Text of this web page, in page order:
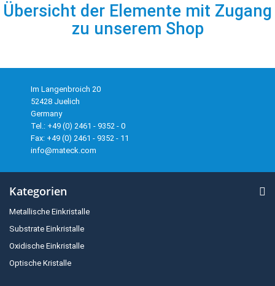
Übersicht der Elemente mit Zugang
zu unserem Shop
Im Langenbroich 20
52428 Juelich
Germany
Tel.: +49 (0) 2461 - 9352 - 0
Fax: +49 (0) 2461 - 9352 - 11
info@mateck.com
Kategorien
Metallische Einkristalle
Substrate Einkristalle
Oxidische Einkristalle
Optische Kristalle